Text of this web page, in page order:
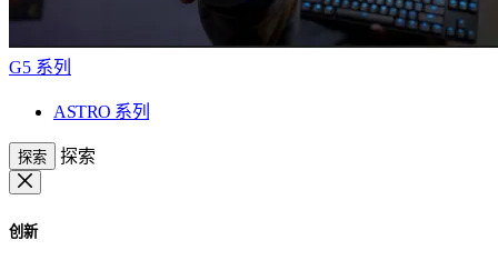
G5 系列
ASTRO 系列
探索 探索
创新